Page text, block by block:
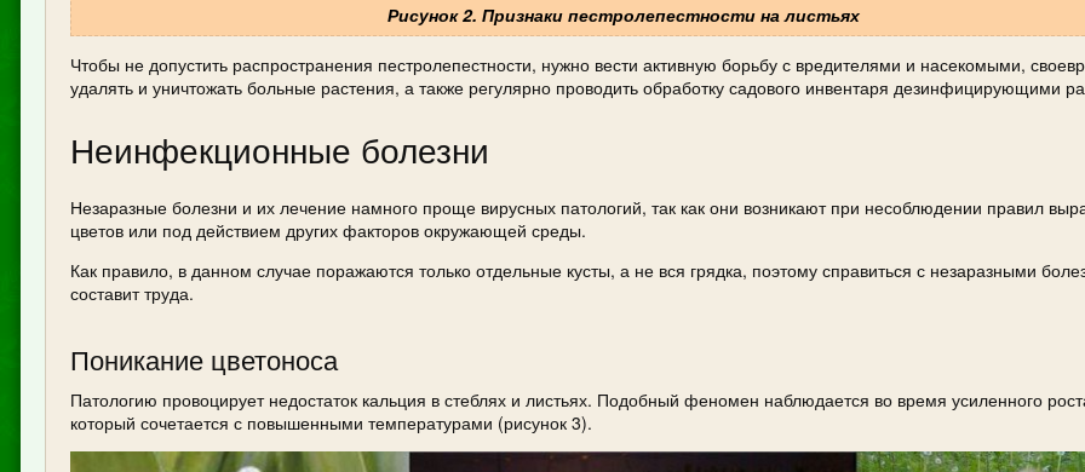
Рисунок 2. Признаки пестролепестности на листьях
Чтобы не допустить распространения пестролепестности, нужно вести активную борьбу с вредителями и насекомыми,
удалять и уничтожать больные растения, а также регулярно проводить обработку садового инвентаря дезинфицирующими
Неинфекционные болезни
Незаразные болезни и их лечение намного проще вирусных патологий, так как они возникают при несоблюдении правил
цветов или под действием других факторов окружающей среды.
Как правило, в данном случае поражаются только отдельные кусты, а не вся грядка, поэтому справиться с незаразными
составит труда.
Поникание цветоноса
Патологию провоцирует недостаток кальция в стеблях и листьях. Подобный феномен наблюдается во время усиленного
который сочетается с повышенными температурами (рисунок 3).